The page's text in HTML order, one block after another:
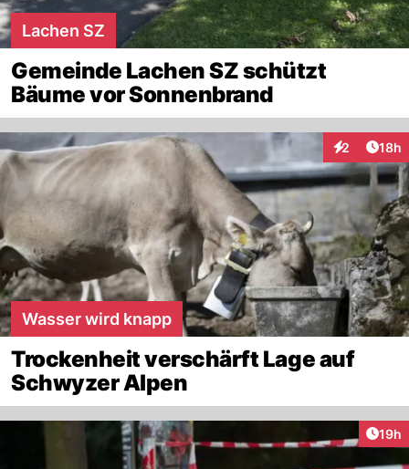
Lachen SZ
Gemeinde Lachen SZ schützt
Bäume vor Sonnenbrand
2
Interaktionen
18h
Wasser wird knapp
Trockenheit verschärft Lage auf
Schwyzer Alpen
19h